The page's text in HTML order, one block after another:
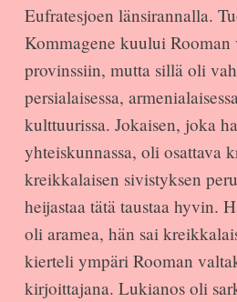
Eufratesjoen länsirannalla.
Kommagene kuului
provinssiin, mutta sillä oli
persialaisessa,
kulttuurissa. Jokaisen, joka
yhteiskunnassa, oli osattava
kreikkalaisen sivistyksen
heijastaa tätä taustaa hyvin.
oli aramea, hän sai
kierteli ympäri Rooman
kirjoittajana. Lukianos oli